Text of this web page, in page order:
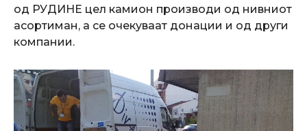
од РУДИНЕ цел камион производи од нивниот
асортиман, а се очекуваат донации и од други
компании.